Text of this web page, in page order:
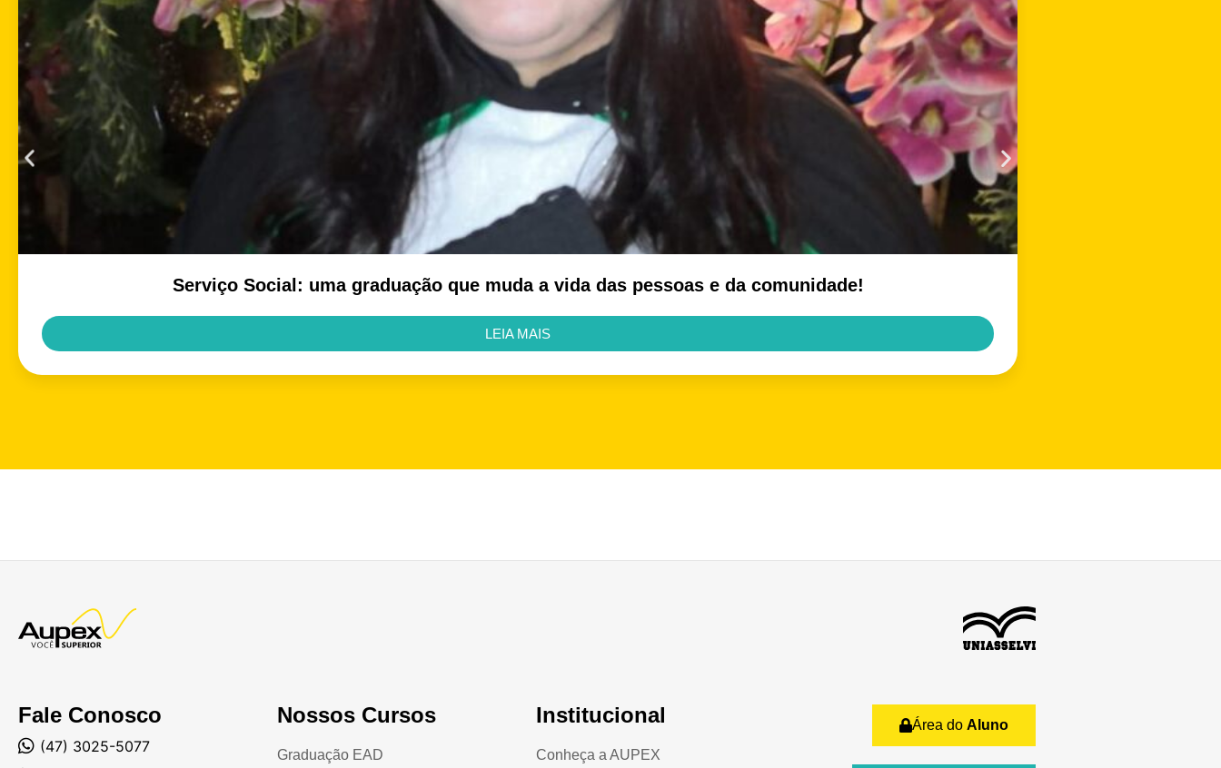
Serviço Social: uma graduação que muda a vida das pessoas e da comunidade!
LEIA MAIS
Fale Conosco
(47) 3025-5077
Nossos Cursos
Graduação EAD
Institucional
Conheça a AUPEX
Área do Aluno